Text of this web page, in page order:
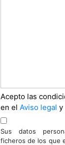
Acepto las
en el Aviso legal y
Sus datos
ficheros de los que